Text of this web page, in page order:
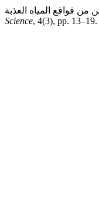
Science, 4(3), pp. 13–19.